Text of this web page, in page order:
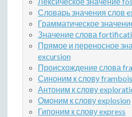
Словарь значения слов
Грамматическое
Значение слова
Прямое и переносное
excursion
Происхождение слова
Синоним к слову
Антоним к слову
Омоним к слову explosion
Гипоним к слову express